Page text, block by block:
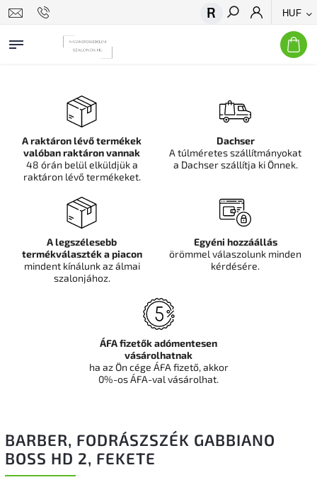
HUF
Keresés
BARBER, FODRÁSZSZÉK GABBIANO
BOSS HD 2, FEKETE
A raktáron lévő termékek
valóban raktáron vannak
48 órán belül elküldjük a
raktáron lévő termékeket.
Dachser
A túlméretes szállítmányokat
a Dachser szállítja ki Önnek.
A legszélesebb
termékválaszték a piacon
mindent kínálunk az álmai
szalonjához.
Egyéni hozzáállás
örömmel válaszolunk minden
kérdésére.
ÁFA fizetők adómentesen
vásárolhatnak
ha az Ön cége ÁFA fizető, akkor
0%-os ÁFA-val vásárolhat.